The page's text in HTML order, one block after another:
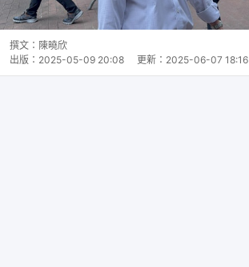
撰文： 陳曉欣
出版： 2025-05-09 20:08 更新： 2025-06-07 18:16